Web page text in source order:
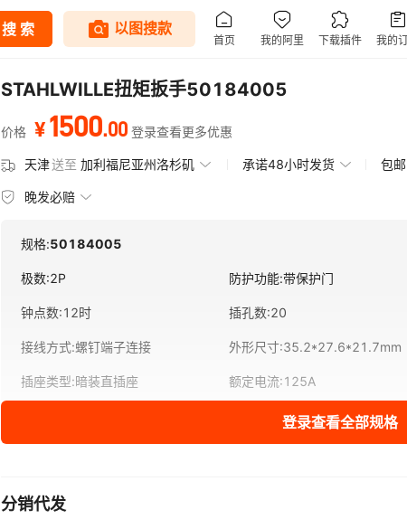
STAHLWILLE扭矩扳手50184005
价格 ¥1500.00 登录查看更多优惠
天津送至 加利福尼亚州洛杉矶 承诺48小时发货 包邮
晚发必赔
规格:50184005
极数:2P 防护功能:带保护门
钟点数:12时 插孔数:20
接线方式:螺钉端子连接 外形尺寸:35.2*27.6*21.7mm
插座类型:暗装直插座 额定电流:125A
登录查看全部规格
分销代发